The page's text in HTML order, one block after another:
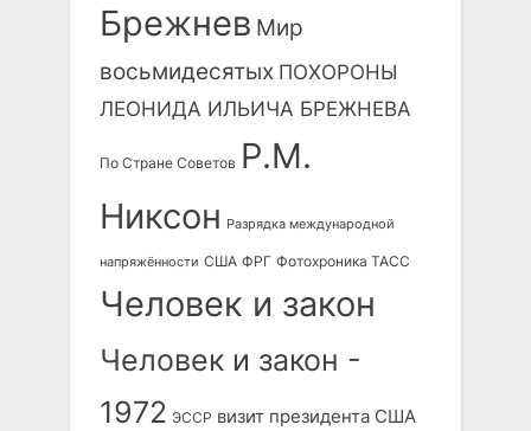
Брежнев Мир
восьмидесятых ПОХОРОНЫ
ЛЕОНИДА ИЛЬИЧА БРЕЖНЕВА
По Стране Советов Р.М.
Никсон Разрядка международной
напряжённости США ФРГ Фотохроника ТАСС
Человек и закон
Человек и закон -
1972 ЭССР визит президента США